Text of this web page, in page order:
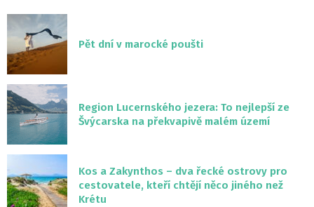
Pět dní v marocké poušti
Region Lucernského jezera: To nejlepší ze
Švýcarska na překvapivě malém území
Kos a Zakynthos – dva řecké ostrovy pro
cestovatele, kteří chtějí něco jiného než
Krétu